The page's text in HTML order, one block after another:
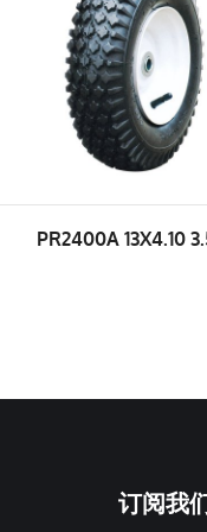
PR2401A 13X3.00
订阅我